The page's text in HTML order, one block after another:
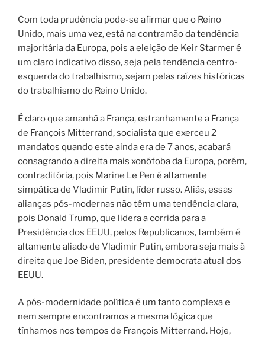
Com toda prudência pode-se afirmar que o Reino
Unido, mais uma vez, está na contramão da tendência
majoritária da Europa, pois a eleição de Keir Starmer é
um claro indicativo disso, seja pela tendência centro-
esquerda do trabalhismo, sejam pelas raízes históricas
do trabalhismo do Reino Unido.
É claro que amanhã a França, estranhamente a França
de François Mitterrand, socialista que exerceu 2
mandatos quando este ainda era de 7 anos, acabará
consagrando a direita mais xonófoba da Europa, porém,
contraditória, pois Marine Le Pen é altamente
simpática de Vladimir Putin, líder russo. Aliás, essas
alianças pós-modernas não têm uma tendência clara,
pois Donald Trump, que lidera a corrida para a
Presidência dos EEUU, pelos Republicanos, também é
altamente aliado de Vladimir Putin, embora seja mais à
direita que Joe Biden, presidente democrata atual dos
EEUU.
A pós-modernidade política é um tanto complexa e
nem sempre encontramos a mesma lógica que
tínhamos nos tempos de François Mitterrand. Hoje,